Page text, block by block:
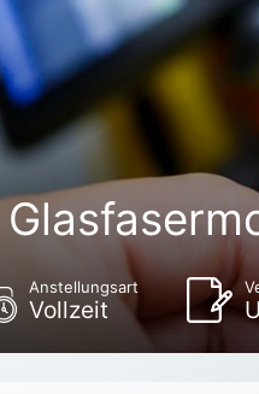
Anstellungsart
Vollzeit